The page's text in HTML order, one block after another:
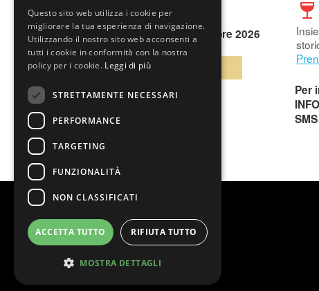
venerdì 06 Novembre 2026
Per
Questo sito web utilizza i cookie per
migliorare la tua esperienza di navigazione.
Utilizzando il nostro sito web acconsenti a
tutti i cookie in conformità con la nostra
policy per i cookie. Leggi di più
STRETTAMENTE NECESSARI
PERFORMANCE
TARGETING
FUNZIONALITÀ
NON CLASSIFICATI
ACCETTA TUTTO RIFIUTA TUTTO
MOSTRA DETTAGLI